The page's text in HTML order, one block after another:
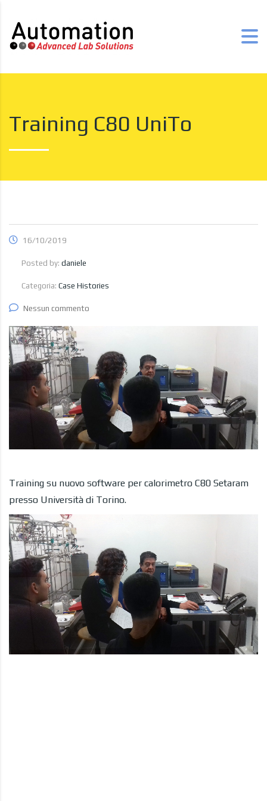
Training C80 UniTo
16/10/2019
Posted by: daniele
Categoria: Case Histories
Nessun commento
Training su nuovo software per calorimetro C80 Setaram
presso Università di Torino.